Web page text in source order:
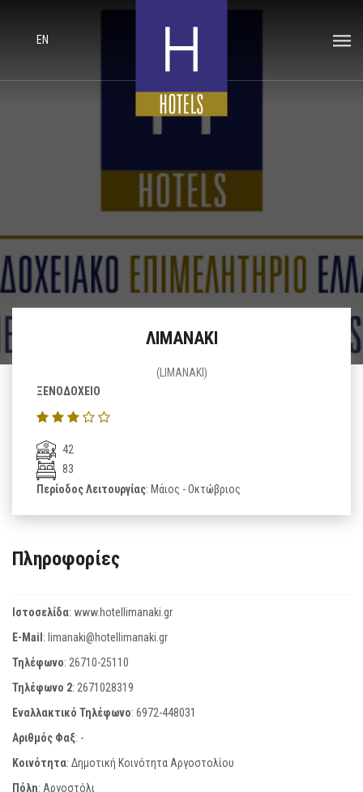
EN
ΛΙΜΑΝΑΚΙ
(LIMANAKI)
ΞΕΝΟΔΟΧΕΙΟ
42
83
Περίοδος Λειτουργίας: Μάιος - Οκτώβριος
Πληροφορίες
Ιστοσελίδα: www.hotellimanaki.gr
E-Mail: limanaki@hotellimanaki.gr
Τηλέφωνο: 26710-25110
Τηλέφωνο 2: 2671028319
Εναλλακτικό Τηλέφωνο: 6972-448031
Αριθμός Φαξ: -
Κοινότητα: Δημοτική Κοινότητα Αργοστολίου
Πόλη: Αργοστόλι